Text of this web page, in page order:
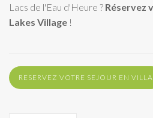
Lacs de l'Eau d'Heure ? Réservez
Lakes Village !
RESERVEZ VOTRE SEJOUR EN VILLA